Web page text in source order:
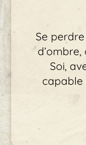
Se
Soi,
capable